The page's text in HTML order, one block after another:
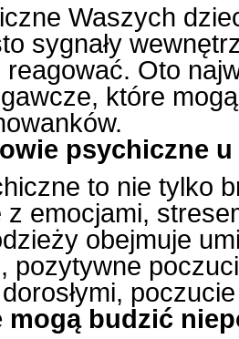
Waszych
sygnały
reagować. Oto
które
psychiczne
to nie tylko
z emocjami,
obejmuje
pozytywne
mogą budzić